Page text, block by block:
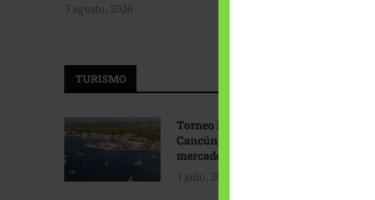
3 agosto, 2026
TURISMO
Torneo Internacional de Pesca
Cancún: Navegando hacia nuevos
mercados
1 julio, 2026